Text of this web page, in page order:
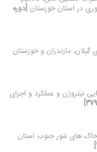
در استان خوزستان [دوره
مازندران و خوزستان
نیتروژن و عملکرد و اجزای
های شور جنوب استان